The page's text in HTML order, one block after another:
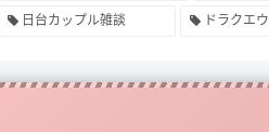
日台カップル雑談 ドラクエ